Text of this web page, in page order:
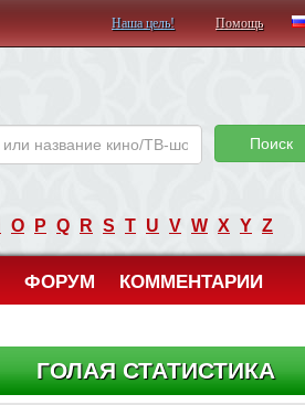
Наша цель! Помощь
Поиск
O P Q R S T U V W X Y Z
ФОРУМ КОММЕНТАРИИ
ГОЛАЯ СТАТИСТИКА